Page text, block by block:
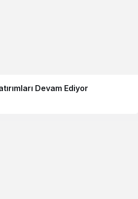
Devam Ediyor